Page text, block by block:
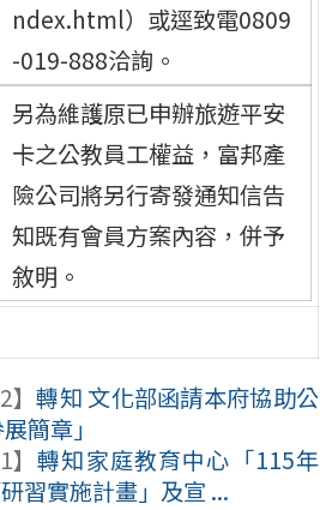
ndex.html）或逕致電0809
-019-888洽詢。
另為維護原已申辦旅遊平安
卡之公教員工權益，富邦產
險公司將另行寄發通知信告
知既有會員方案內容，併予
敘明。
轉知 文化部函請本府協助公
簡章」
轉知家庭教育中心「115年
習實施計畫」及宣 ...